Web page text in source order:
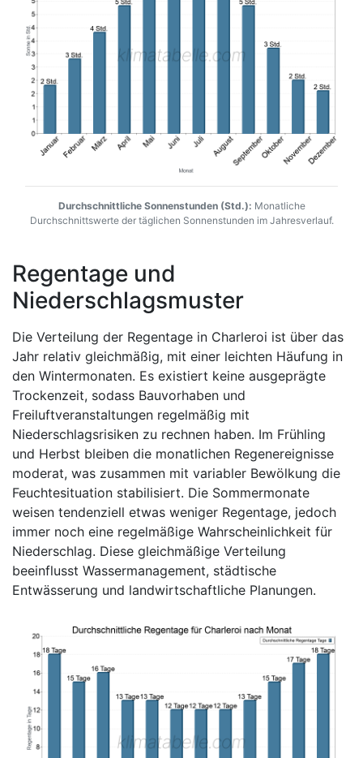
Durchschnittliche Sonnenstunden (Std.): Monatliche
Durchschnittswerte der täglichen Sonnenstunden im Jahresverlauf.
Regentage und
Niederschlagsmuster
Die Verteilung der Regentage in Charleroi ist über das
Jahr relativ gleichmäßig, mit einer leichten Häufung in
den Wintermonaten. Es existiert keine ausgeprägte
Trockenzeit, sodass Bauvorhaben und
Freiluftveranstaltungen regelmäßig mit
Niederschlagsrisiken zu rechnen haben. Im Frühling
und Herbst bleiben die monatlichen Regenereignisse
moderat, was zusammen mit variabler Bewölkung die
Feuchtesituation stabilisiert. Die Sommermonate
weisen tendenziell etwas weniger Regentage, jedoch
immer noch eine regelmäßige Wahrscheinlichkeit für
Niederschlag. Diese gleichmäßige Verteilung
beeinflusst Wassermanagement, städtische
Entwässerung und landwirtschaftliche Planungen.